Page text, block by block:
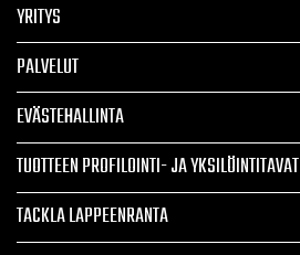
YRITYS
PALVELUT
EVÄSTEHALLINTA
TUOTTEEN PROFILOINTI- JA YKSILÖINTITAVAT
TACKLA LAPPEENRANTA